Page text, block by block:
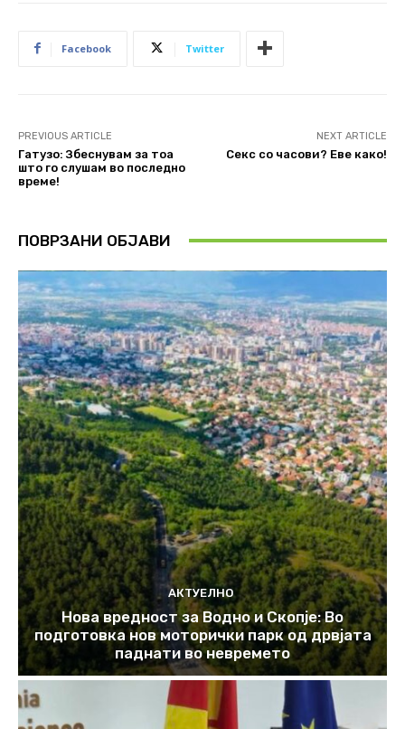
Facebook Twitter
PREVIOUS ARTICLE
Гатузо: Збеснувам за тоа
што го слушам во последно
време!
NEXT ARTICLE
Секс со часови? Еве како!
ПОВРЗАНИ ОБЈАВИ
АКТУЕЛНО
Нова вредност за Водно и Скопје: Во
подготовка нов моторички парк од дрвјата
паднати во невремето